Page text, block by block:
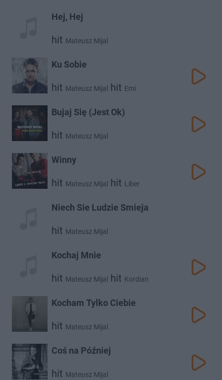
Hej, Hej
hit Mateusz Mijal
Ku Sobie
hit Mateusz Mijal hit Emi
Bujaj Się (Jest Ok)
hit Mateusz Mijal
Winny
hit Mateusz Mijal hit Liber
Niech Sie Ludzie Smieja
hit Mateusz Mijal
Kochaj Mnie
hit Mateusz Mijal hit Kordian
Kocham Tylko Ciebie
hit Mateusz Mijal
Coś na Później
hit Mateusz Mijal